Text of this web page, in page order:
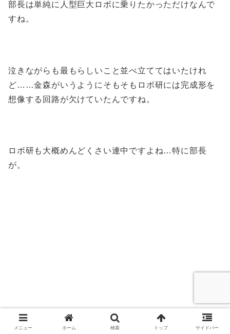
部長は単純に人型巨大ロボに乗りたかっただけなんで
すね。
泣きながらも最もらしいこと並べ立ててはいたけれ
ど……金森がいうようにそもそもロボ研には完成形を
想像する回路が欠けていたんですね。
ロボ研も大概めんどくさい連中ですよね…特に部長
が。
メニュー ホーム 検索 トップ サイドバー